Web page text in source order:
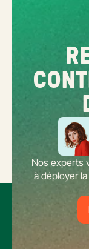
Nos experts
à déployer